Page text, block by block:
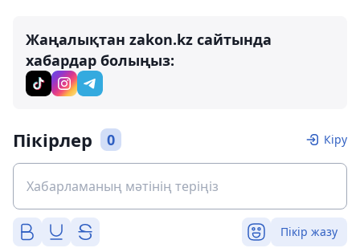
Жаңалықтан zakon.kz сайтында
хабардар болыңыз:
Пікірлер 0 Кіру
Пікір жазу